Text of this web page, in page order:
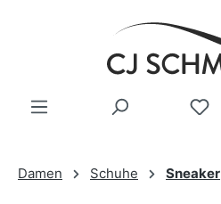
Zum Hauptinhalt springen
Damen Schuhe Sneaker